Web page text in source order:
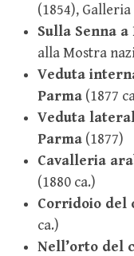
(1854),
Sulla Senna a
alla Mostra
Veduta
Parma (1877
Veduta
Parma (1877)
Cavalleria
(1880 ca.)
Corridoio del
ca.)
Nell’orto del